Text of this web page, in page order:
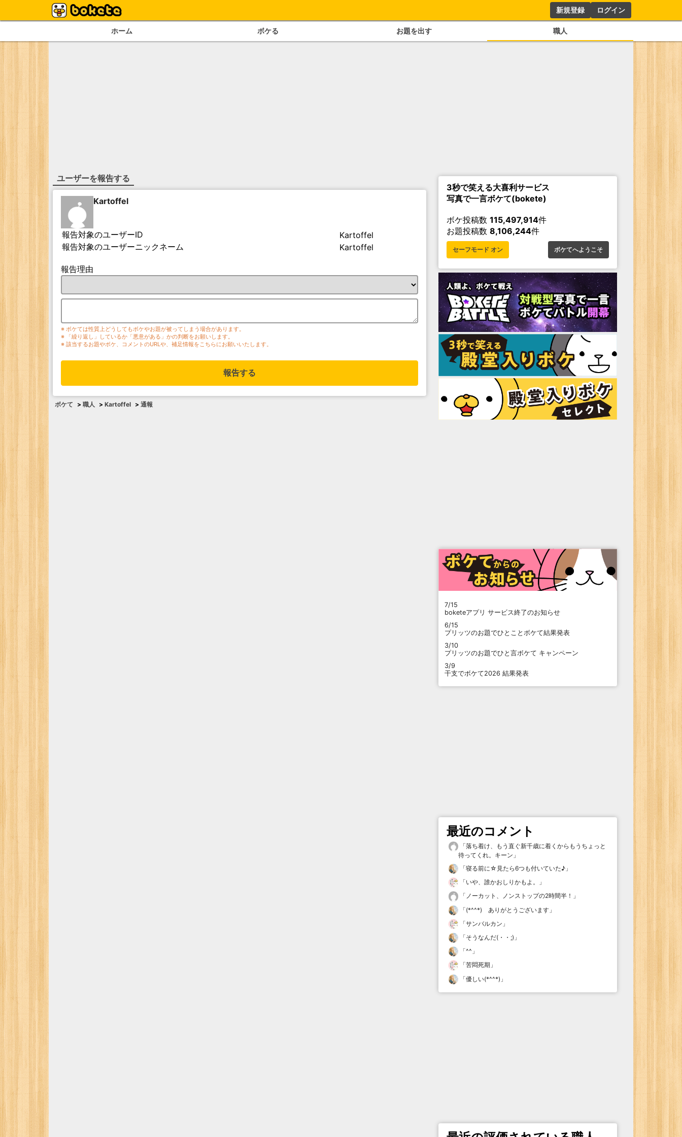
新規登録 ログイン
ホーム ボケる お題を出す 職人
ユーザーを報告する
Kartoffel
報告対象のユーザーID
Kartoffel
報告対象のユーザーニックネーム
Kartoffel
報告理由
※ ボケては性質上どうしてもボケやお題が被ってしまう場合があります。
※ 「繰り返し」しているか「悪意がある」かの判断をお願いします。
※ 該当するお題やボケ、コメントのURLや、補足情報をこちらにお願いいたします。
報告する
ボケて > 職人 > Kartoffel > 通報
3秒で笑える大喜利サービス
写真で一言ボケて(bokete)
ボケ投稿数 115,497,914件
お題投稿数 8,106,244件
セーフモード オン ボケてへようこそ
7/15
boketeアプリ サービス終了のお知らせ
6/15
プリッツのお題でひとことボケて結果発表
3/10
プリッツのお題でひと言ボケて キャンペーン
3/9
干支でボケて2026 結果発表
最近のコメント
「落ち着け、もう直ぐ新千歳に着くからもうちょっと
待ってくれ。キーン 」
「寝る前に☆見たら6つも付いていた♪ 」
「いや、誰かおしりかもよ。
」
「 ノーカット、ノンストップの2時間半！ 」
「(*^^*) ありがとうございます 」
「サンバルカン 」
「そうなんだ(・・;) 」
「^^ 」
「苦悶死期 」
「優しい(*^^*) 」